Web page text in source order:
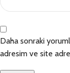
Daha sonraki
adresim ve site